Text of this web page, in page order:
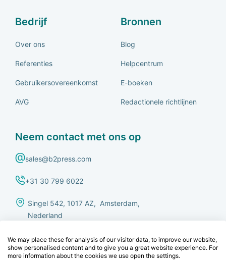
Bedrijf
Over ons
Referenties
Gebruikersovereenkomst
AVG
Bronnen
Blog
Helpcentrum
E-boeken
Redactionele richtlijnen
Neem contact met ons op
sales@b2press.com
+31 30 799 6022
Singel 542, 1017 AZ, Amsterdam,
Nederland
We may place these for analysis of our visitor data, to improve our website,
show personalised content and to give you a great website experience. For
more information about the cookies we use open the settings.